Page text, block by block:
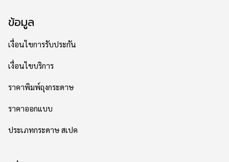
ข้อมูล
เงื่อนไขการรับประกัน
เงื่อนไขบริการ
ราคาพิมพ์ถุงกระดาษ
ราคาออกแบบ
ประเภทกระดาษ สเปค